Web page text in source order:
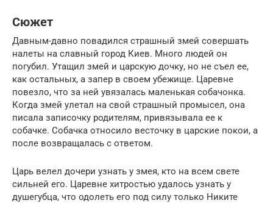
Сюжет
Давным-давно повадился страшный змей совершать
налеты на славный город Киев. Много людей он
погубил. Утащил змей и царскую дочку, но не съел ее,
как остальных, а запер в своем убежище. Царевне
повезло, что за ней увязалась маленькая собачонка.
Когда змей улетал на свой страшный промысел, она
писала записочку родителям, привязывала ее к
собачке. Собачка относило весточку в царские покои, а
после возвращалась с ответом.
Царь велел дочери узнать у змея, кто на всем свете
сильней его. Царевне хитростью удалось узнать у
душегубца, что одолеть его под силу только Никите